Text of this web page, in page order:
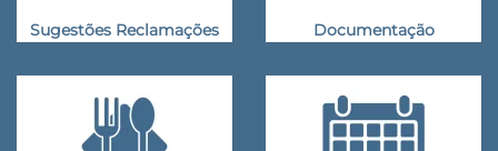
Sugestões Reclamações Documentação